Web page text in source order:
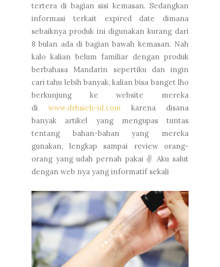
tertera di bagian sisi kemasan. Sedangkan
informasi terkait expired date dimana
sebaiknya produk ini digunakan kurang dari
8 bulan ada di bagian bawah kemasan. Nah
kalo kalian belum familiar dengan produk
berbahasa Mandarin sepertiku dan ingin
cari tahu lebih banyak, kalian bisa banget lho
berkunjung ke website mereka
di www.drhsieh-id.com karena disana
banyak artikel yang mengupas tuntas
tentang bahan-bahan yang mereka
gunakan, lengkap sampai review orang-
orang yang udah pernah pakai ✌ Aku salut
dengan web nya yang informatif sekali